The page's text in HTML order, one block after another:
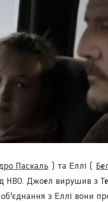
Паскаль ) та Еллі (
HBO. Джоел вирушив з
об'єднання з Еллі вони